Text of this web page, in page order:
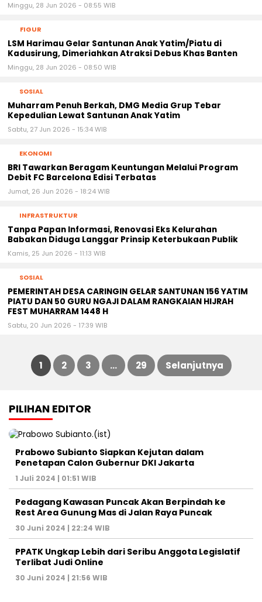
Minggu, 28 Jun 2026 - 08:55 WIB
FIGUR
‎LSM Harimau Gelar Santunan Anak Yatim/Piatu di
Kadusirung, Dimeriahkan Atraksi Debus Khas Banten
Minggu, 28 Jun 2026 - 08:50 WIB
SOSIAL
Muharram Penuh Berkah, DMG Media Grup Tebar
Kepedulian Lewat Santunan Anak Yatim
Sabtu, 27 Jun 2026 - 15:34 WIB
EKONOMI
BRI Tawarkan Beragam Keuntungan Melalui Program
Debit FC Barcelona Edisi Terbatas
Jumat, 26 Jun 2026 - 18:24 WIB
INFRASTRUKTUR
Tanpa Papan Informasi, Renovasi Eks Kelurahan
Babakan Diduga Langgar Prinsip Keterbukaan Publik
Kamis, 25 Jun 2026 - 11:13 WIB
SOSIAL
PEMERINTAH DESA CARINGIN GELAR SANTUNAN 156 YATIM
PIATU DAN 50 GURU NGAJI DALAM RANGKAIAN HIJRAH
FEST MUHARRAM 1448 H
Sabtu, 20 Jun 2026 - 17:39 WIB
Paginasi
pos
1 2 3 … 29 Selanjutnya
PILIHAN EDITOR
Prabowo Subianto Siapkan Kejutan dalam
Penetapan Calon Gubernur DKI Jakarta
1 Juli 2024 | 01:51 WIB
Pedagang Kawasan Puncak Akan Berpindah ke
Rest Area Gunung Mas di Jalan Raya Puncak
30 Juni 2024 | 22:24 WIB
PPATK Ungkap Lebih dari Seribu Anggota Legislatif
Terlibat Judi Online
30 Juni 2024 | 21:56 WIB